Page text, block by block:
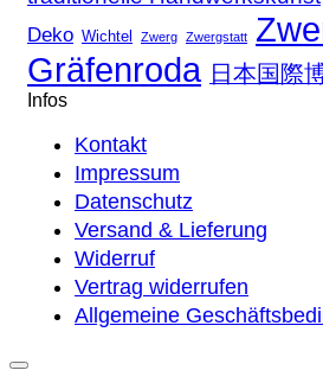
Deko Wichtel Zwerg Zwergstatt
Gräfenroda 日本国際
Infos
Kontakt
Impressum
Datenschutz
Versand & Lieferung
Widerruf
Vertrag widerrufen
Allgemeine